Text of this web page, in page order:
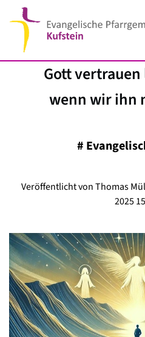
Gott
wenn wir ihn
#
Veröffentlicht von Thomas
2025